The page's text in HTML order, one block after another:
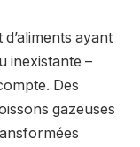
ayant
inexistante –
Des
gazeuses